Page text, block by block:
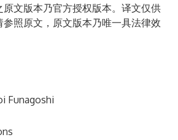
原文版本乃官方授权版本。译文仅供
照原文，原文版本乃唯一具法律效
Funagoshi